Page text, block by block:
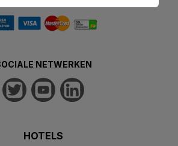
NETWERKEN
HOTELS